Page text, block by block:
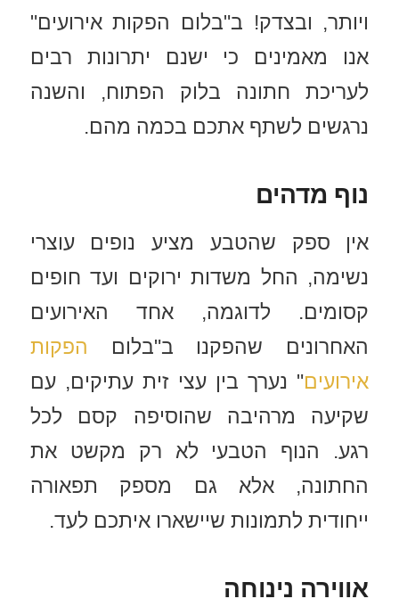
ויותר, ובצדק! ב"בלום הפקות אירועים"
אנו מאמינים כי ישנם יתרונות רבים
לעריכת חתונה בלוק הפתוח, והשנה
נרגשים לשתף אתכם בכמה מהם.
נוף מדהים
אין ספק שהטבע מציע נופים עוצרי
נשימה, החל משדות ירוקים ועד חופים
קסומים. לדוגמה, אחד האירועים
האחרונים שהפקנו ב"בלום הפקות
אירועים" נערך בין עצי זית עתיקים, עם
שקיעה מרהיבה שהוסיפה קסם לכל
רגע. הנוף הטבעי לא רק מקשט את
החתונה, אלא גם מספק תפאורה
ייחודית לתמונות שיישארו איתכם לעד.
אווירה נינוחה